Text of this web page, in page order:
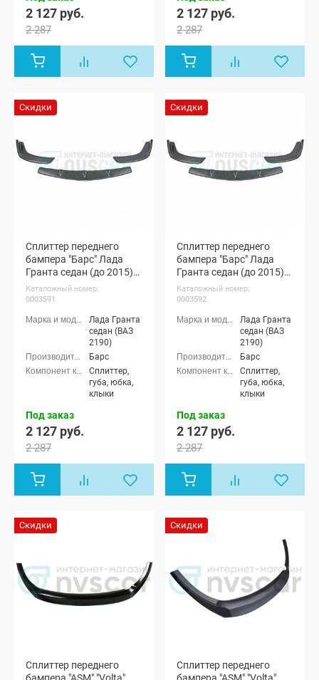
2 127 руб.
2 287
2 127 руб.
2 287
Скидки
Сплиттер переднего
бампера "Барс" Лада
Гранта седан (до 2015)
(неокрашенный)
Каталожный номер:
0003591
Лада Гранта
седан (ВАЗ
2190)
Барс
Сплиттер,
губа, юбка,
клыки
Под заказ
2 127 руб.
2 287
Скидки
Сплиттер переднего
бампера "Барс" Лада
Гранта седан (до 2015)
(черная шагрень)
Каталожный номер:
0003592
Лада Гранта
седан (ВАЗ
2190)
Барс
Сплиттер,
губа, юбка,
клыки
Под заказ
2 127 руб.
2 287
Скидки
Сплиттер переднего
бампера "ASM" "Volta"
Скидки
Сплиттер переднего
бампера "ASM" "Volta"